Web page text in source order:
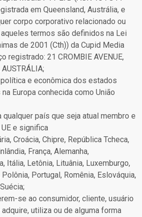
em Queensland, Austrália, e
corpo corporativo relacionado ou
termos são definidos na Lei
de 2001 (Cth)) da Cupid Media
registrado: 21 CROMBIE AVENUE,
e econômica dos estados
Europa conhecida como União
qualquer país que seja atual membro e
e significa
Croácia, Chipre, República Tcheca,
França, Alemanha,
Itália, Letônia, Lituânia, Luxemburgo,
Portugal, Romênia, Eslováquia,
se ao consumidor, cliente, usuário
utiliza ou de alguma forma